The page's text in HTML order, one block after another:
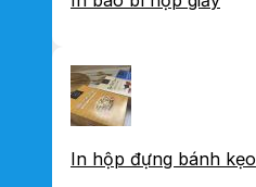
In hộp đựng bánh kẹo